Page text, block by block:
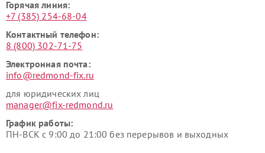
Горячая линия:
+7 (385) 254-68-04
Контактный телефон:
8 (800) 302-71-75
Электронная почта:
info@redmond-fix.ru
для юридических лиц
manager@fix-redmond.ru
График работы:
ПН-ВСК с 9:00 до 21:00 без перерывов и выходных